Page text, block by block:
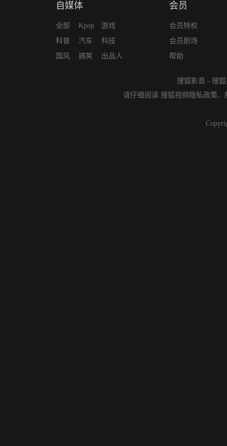
自媒体
全部
科普
国风
Kpop
汽车
搞笑
游戏
科技
出品人
会员
会员特权
会员剧场
帮助
搜狐影音 - 搜
请仔细阅读 搜狐视频隐私政策、